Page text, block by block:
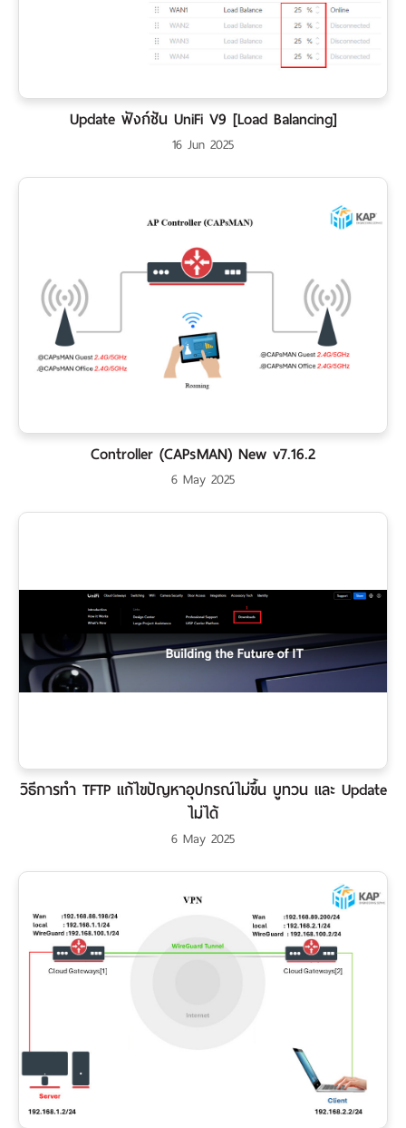
Update ฟังก์ชัน UniFi V9 [Load Balancing]
16 Jun 2025
Controller (CAPsMAN) New v7.16.2
6 May 2025
วิธีการทำ TFTP แก้ไขปัญหาอุปกรณ์ไม่ขึ้น บูทวน และ Update
ไม่ได้
6 May 2025